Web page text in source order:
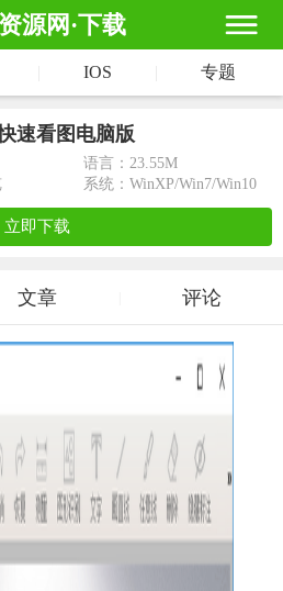
源网·下载
IOS 专题
速看图电脑版
语言：23.55M
系统：WinXP/Win7/Win10
立即下载
文章 评论